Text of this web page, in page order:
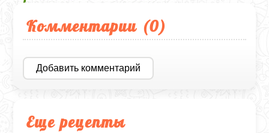
Комментарии (0)
Добавить комментарий
Еще рецепты